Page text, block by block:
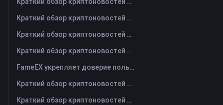
Краткий обзор криптоновостей FameEX за сегодня | 31 июля 2026 г
Краткий обзор криптоновостей FameEX за сегодня | 30 июля 2026 г
Краткий обзор криптоновостей FameEX за сегодня | 29 июля 2026 г
FameEX укрепляет доверие пользователей благодаря восьми годам стабильной работы и глобальному росту
Краткий обзор криптоновостей FameEX за сегодня | 28 июля 2026 г
Краткий обзор криптоновостей FameEX за сегодня | 27 июля 2026 г